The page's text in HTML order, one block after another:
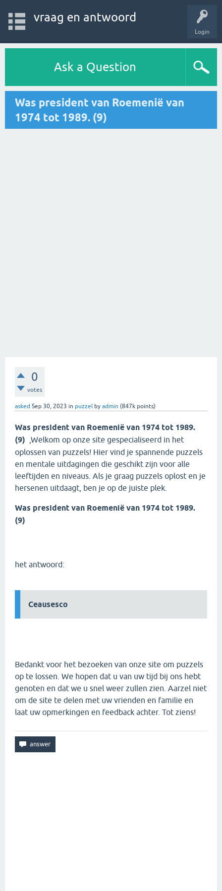
Login
vraag en antwoord
Ask a Question
Was president van Roemenië van
1974 tot 1989. (9)
0
votes
asked Sep 30, 2023 in puzzel by admin (847k points)
Was president van Roemenië van 1974 tot 1989.
(9) ,Welkom op onze site gespecialiseerd in het
oplossen van puzzels! Hier vind je spannende puzzels
en mentale uitdagingen die geschikt zijn voor alle
leeftijden en niveaus. Als je graag puzzels oplost en je
hersenen uitdaagt, ben je op de juiste plek.
Was president van Roemenië van 1974 tot 1989.
(9)
het antwoord:
Ceausesco
Bedankt voor het bezoeken van onze site om puzzels
op te lossen. We hopen dat u van uw tijd bij ons hebt
genoten en dat we u snel weer zullen zien. Aarzel niet
om de site te delen met uw vrienden en familie en
laat uw opmerkingen en feedback achter. Tot ziens!